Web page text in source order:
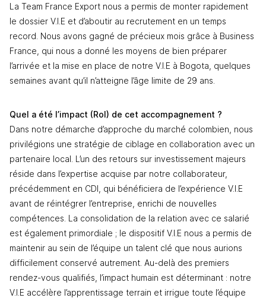
La Team France Export nous a permis de monter rapidement
le dossier V.I.E et d’aboutir au recrutement en un temps
record. Nous avons gagné de précieux mois grâce à Business
France, qui nous a donné les moyens de bien préparer
l’arrivée et la mise en place de notre V.I.E à Bogota, quelques
semaines avant qu’il n’atteigne l’âge limite de 29 ans.
Quel a été l’impact (RoI) de cet accompagnement ?
Dans notre démarche d’approche du marché colombien, nous
privilégions une stratégie de ciblage en collaboration avec un
partenaire local. L’un des retours sur investissement majeurs
réside dans l’expertise acquise par notre collaborateur,
précédemment en CDI, qui bénéficiera de l’expérience V.I.E
avant de réintégrer l’entreprise, enrichi de nouvelles
compétences. La consolidation de la relation avec ce salarié
est également primordiale ; le dispositif V.I.E nous a permis de
maintenir au sein de l’équipe un talent clé que nous aurions
difficilement conservé autrement. Au-delà des premiers
rendez-vous qualifiés, l’impact humain est déterminant : notre
V.I.E accélère l’apprentissage terrain et irrigue toute l’équipe